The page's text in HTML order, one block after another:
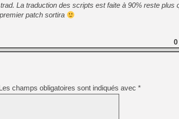
[Mo5] Brickboy cherche à
[GK] Minecraft et ses «
[GK] Beast of
[GK] Ubisoft : fin de partie
[GK] Mémoire cash -
[GK] Dan Houser (GTA)
[GK] Comment EA Sports
[GK] Crimson Moon : un
[GK] Isle of Reveries : le
[GK] Moonlighter 2 : The
[GK] Capcom relance
La traduction des scripts est faite à 90% reste plus
patch sortira
0
champs obligatoires sont indiqués avec *